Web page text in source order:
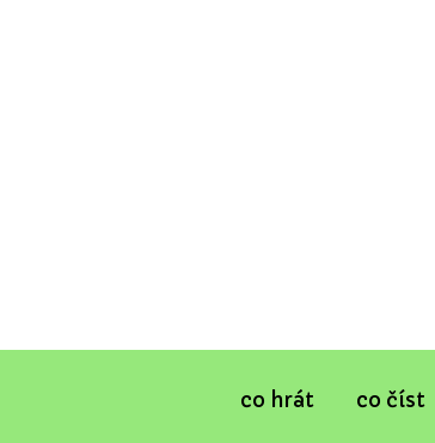
co hrát co číst